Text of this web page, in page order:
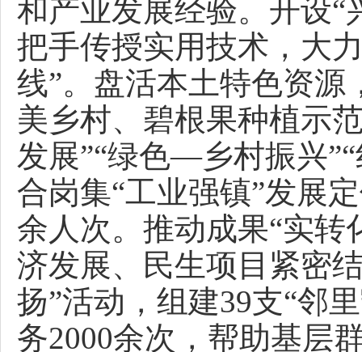
和产业发展经验。开设“
把手传授实用技术，大
线”。盘活本土特色资
美乡村、碧根果种植示
发展”“绿色—乡村振兴
合岗集“工业强镇”发展
余人次。推动成果“实转
济发展、民生项目紧密
扬”活动，组建39支“邻
务2000余次，帮助基层